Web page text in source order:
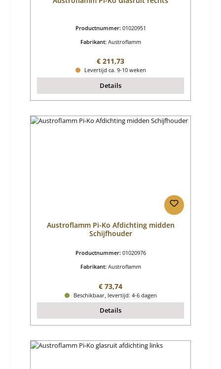
Productnummer: 01020951
Fabrikant: Austroflamm
Normale prijs:
€ 211,73
Levertijd ca. 9-10 weken
Details
Austroflamm Pi-Ko Afdichting midden
Schijfhouder
Productnummer: 01020976
Fabrikant: Austroflamm
Normale prijs:
€ 73,74
Beschikbaar, levertijd: 4-6 dagen
Details